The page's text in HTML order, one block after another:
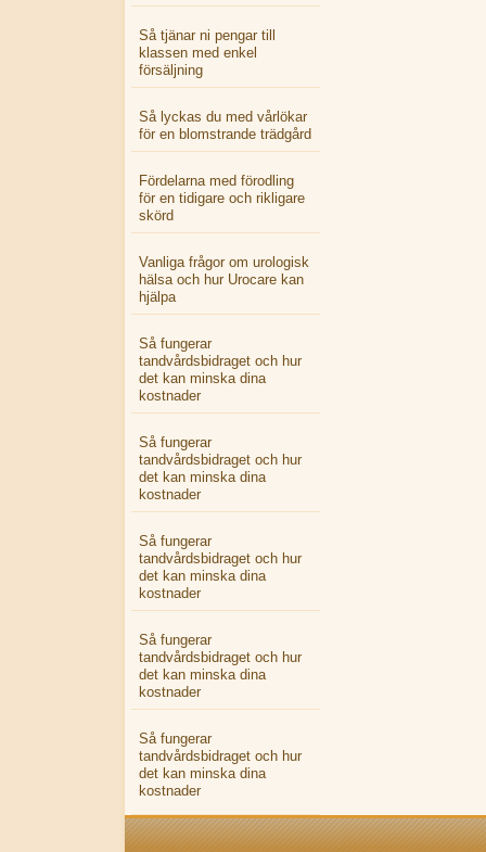
Så tjänar ni pengar till
klassen med enkel
försäljning
Så lyckas du med vårlökar
för en blomstrande trädgård
Fördelarna med förodling
för en tidigare och rikligare
skörd
Vanliga frågor om urologisk
hälsa och hur Urocare kan
hjälpa
Så fungerar
tandvårdsbidraget och hur
det kan minska dina
kostnader
Så fungerar
tandvårdsbidraget och hur
det kan minska dina
kostnader
Så fungerar
tandvårdsbidraget och hur
det kan minska dina
kostnader
Så fungerar
tandvårdsbidraget och hur
det kan minska dina
kostnader
Så fungerar
tandvårdsbidraget och hur
det kan minska dina
kostnader